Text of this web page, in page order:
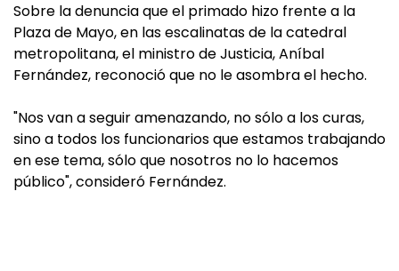
Sobre la denuncia que el primado hizo frente a la
Plaza de Mayo, en las escalinatas de la catedral
metropolitana, el ministro de Justicia, Aníbal
Fernández, reconoció que no le asombra el hecho.
"Nos van a seguir amenazando, no sólo a los curas,
sino a todos los funcionarios que estamos trabajando
en ese tema, sólo que nosotros no lo hacemos
público", consideró Fernández.